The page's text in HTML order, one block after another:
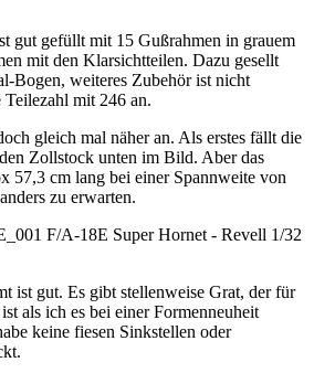
gut gefüllt mit 15 Gußrahmen in grauem
mit den Klarsichtteilen. Dazu gesellt
Bogen, weiteres Zubehör ist nicht
mit 246 an.
gleich mal näher an. Als erstes fällt die
Zollstock unten im Bild. Aber das
57,3 cm lang bei einer Spannweite von
zu erwarten.
ist gut. Es gibt stellenweise Grat, der für
als ich es bei einer Formenneuheit
keine fiesen Sinkstellen oder